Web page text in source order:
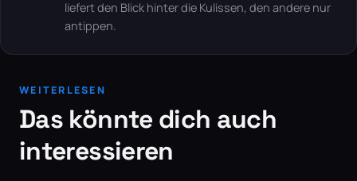
liefert den Blick hinter die Kulissen, den andere nur
antippen.
WEITERLESEN
Das könnte dich auch
interessieren